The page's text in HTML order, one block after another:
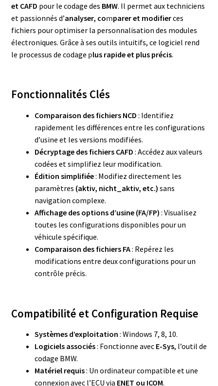
et CAFD pour le codage des BMW. Il permet aux techniciens
et passionnés d’analyser, comparer et modifierces
fichiers pour optimiser la personnalisation des modules
électroniques. Grâce à ses outils intuitifs, ce logiciel rend
le processus de codage plus rapide et plus précis.
Fonctionnalités Clés
Comparaison des fichiers NCD : Identifiez
rapidement les différences entre les configurations
d’usine et les versions modifiées.
Décryptage des fichiers CAFD : Accédez aux valeurs
codées et simplifiez leur modification.
Édition simplifiée: Modifiez directement les
paramètres (aktiv, nicht_aktiv, etc.) sans
navigation complexe.
Affichage des options d’usine (FA/FP) : Visualisez
toutes les configurations disponibles pour un
véhicule spécifique.
Comparaison des fichiers FA: Repérez les
modifications entre deux configurations pour un
contrôle précis.
Compatibilité et Configuration Requise
Systèmes d’exploitation : Windows 7, 8, 10.
Logiciels associés: Fonctionne avec E-Sys, l’outil de
codage BMW.
Matériel requis: Un ordinateur compatible et une
connexion avec l’ECU via ENET ou ICOM.